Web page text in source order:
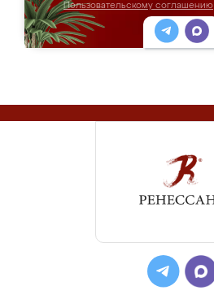
Пользовательскому соглашению